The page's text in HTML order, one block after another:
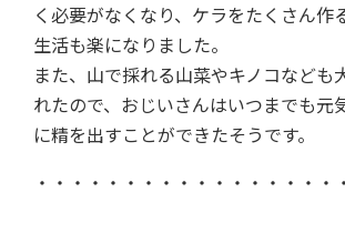
く必要がなくなり、ケラをたくさん作
生活も楽になりました。
また、山で採れる山菜やキノコなども
れたので、おじいさんはいつまでも元
に精を出すことができたそうです。
・・・・・・・・・・・・・・・・・